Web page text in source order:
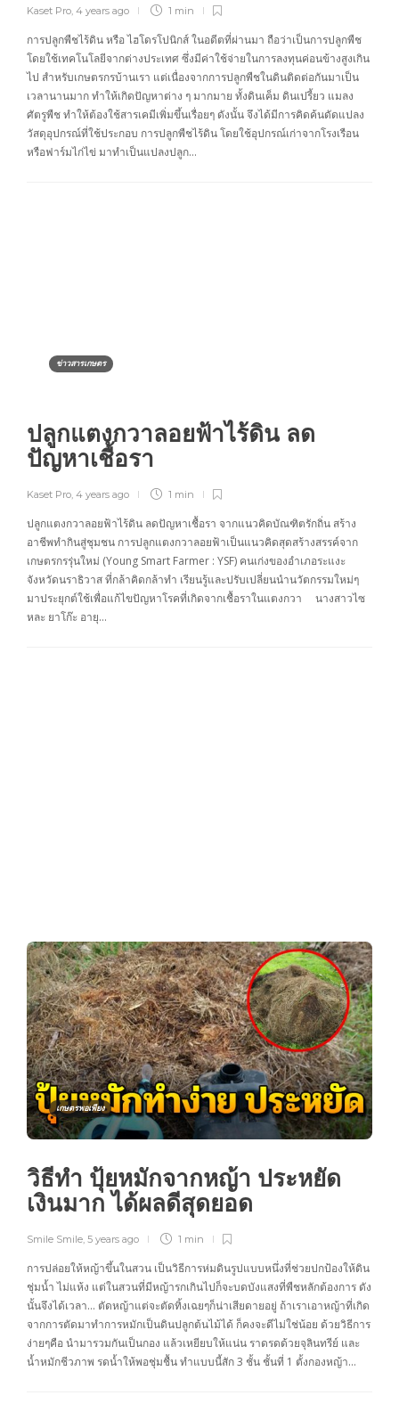
Kaset Pro, 4 years ago 1 min
การปลูกพืชไร้ดิน หรือ ไฮโดรโปนิกส์ ในอดีตที่ผ่านมา ถือว่าเป็นการปลูกพืช
โดยใช้เทคโนโลยีจากต่างประเทศ ซึ่งมีค่าใช้จ่ายในการลงทุนค่อนข้างสูงเกิน
ไป สำหรับเกษตรกรบ้านเรา แต่เนื่องจากการปลูกพืชในดินติดต่อกันมาเป็น
เวลานานมาก ทำให้เกิดปัญหาต่าง ๆ มากมาย ทั้งดินเค็ม ดินเปรี้ยว แมลง
ศัตรูพืช ทำให้ต้องใช้สารเคมีเพิ่มขึ้นเรื่อยๆ ดังนั้น จึงได้มีการคิดค้นดัดแปลง
วัสดุอุปกรณ์ที่ใช้ประกอบ การปลูกพืชไร้ดิน โดยใช้อุปกรณ์เก่าจากโรงเรือน
หรือฟาร์มไก่ไข่ มาทำเป็นแปลงปลูก…
ข่าวสารเกษตร
ปลูกแตงกวาลอยฟ้าไร้ดิน ลด
ปัญหาเชื้อรา
Kaset Pro, 4 years ago 1 min
ปลูกแตงกวาลอยฟ้าไร้ดิน ลดปัญหาเชื้อรา จากแนวคิดบัณฑิตรักถิ่น สร้าง
อาชีพทำกินสู่ชุมชน การปลูกแตงกวาลอยฟ้าเป็นแนวคิดสุดสร้างสรรค์จาก
เกษตรกรรุ่นใหม่ (Young Smart Farmer : YSF) คนเก่งของอำเภอระแงะ
จังหวัดนราธิวาส ที่กล้าคิดกล้าทำ เรียนรู้และปรับเปลี่ยนนำนวัตกรรมใหม่ๆ
มาประยุกต์ใช้เพื่อแก้ไขปัญหาโรคที่เกิดจากเชื้อราในแตงกวา นางสาวไซ
หละ ยาโก๊ะ อายุ…
เกษตรพอเพียง
วิธีทำ ปุ้ยหมักจากหญ้า ประหยัด
เงินมาก ได้ผลดีสุดยอด
Smile Smile 5 years ago 1 min
การปล่อยให้หญ้าขึ้นในสวน​ เป็นวิธีการห่มดินรูปแบบหนึ่ง​ที่ช่วยปกป้องให้ดิน
ชุ่มน้ำ ไม่แห้ง​ แต่ในสวนที่มีหญ้ารกเกินไป​ก็จะบดบังแสงที่พืชหลักต้องการ​ ดัง
นั้นจึงได้เวลา… ตัดหญ้าแต่จะตัดทิ้งเฉยๆก็น่าเสียดายอยู่ ถ้าเราเอาหญ้าที่เกิด
จากการตัดมาทำการหมักเป็นดินปลูกต้นไม้ได้​ ก็คงจะดีไม่ใช่น้อย ด้วยวิธีการ
ง่ายๆคือ นำมารวมกันเป็นกอง​ แล้วเหยียบ​ให้แน่น​ ราดรดด้วยจุลินทรีย์​ และ
น้ำหมักชีวภาพ​ รดน้ำให้พอชุ่มชื้น ทำแบบนี้สัก​ ​3 ชั้น​ ชั้นที่​ 1 ตั้งกองหญ้า​…